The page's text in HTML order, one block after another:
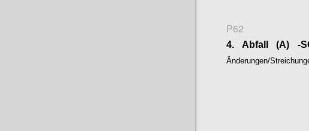
P62
4. Abfall (A) -
Änderungen/